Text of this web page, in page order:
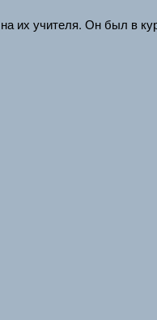
их учителя. Он был в